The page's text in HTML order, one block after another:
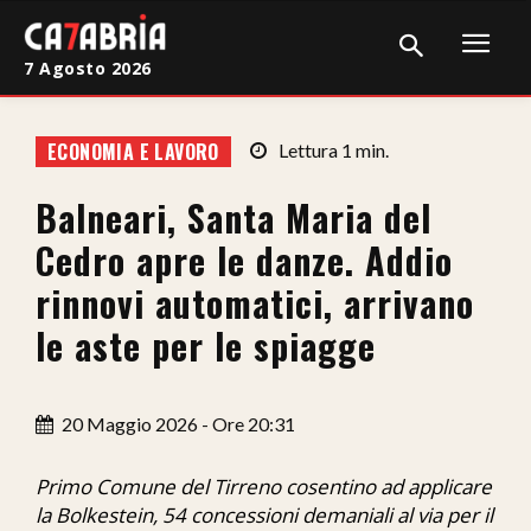
Cronaca
Giudiziaria
Politica
Sport
Sanità
Economia
7 Agosto 2026
ECONOMIA E LAVORO Lettura 1 min.
Balneari, Santa Maria del
Cedro apre le danze. Addio
rinnovi automatici, arrivano
le aste per le spiagge
20 Maggio 2026 - Ore 20:31
Primo Comune del Tirreno cosentino ad applicare
la Bolkestein, 54 concessioni demaniali al via per il